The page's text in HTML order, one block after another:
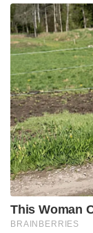
•
• വീട്ടു
ശ്രദ്ധിക്കുക.
ഭക്ഷണവും
സന്ദർഭങ്ങളിൽ
ഐസ് മാത്രം